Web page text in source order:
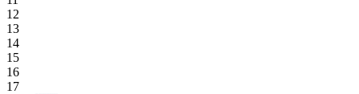
12
13
14
15
16
17